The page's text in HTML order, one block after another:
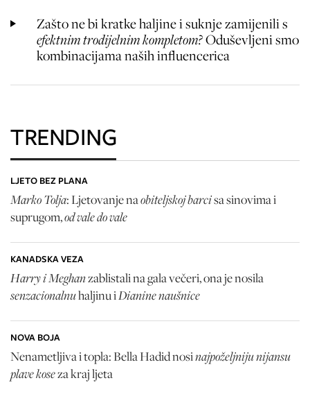
Zašto ne bi kratke haljine i suknje zamijenili s
efektnim trodijelnim kompletom?Oduševljeni smo
kombinacijama naših influencerica
TRENDING
LJETO BEZ PLANA
Marko Tolja: Ljetovanje naobiteljskoj barcisa sinovima i
suprugom,od vale do vale
KANADSKA VEZA
Harry i Meghanzablistali na gala večeri, ona je nosila
senzacionalnuhaljinu iDianine naušnice
NOVA BOJA
Nenametljiva i topla: Bella Hadid nosinajpoželjniju nijansu
plave koseza kraj ljeta